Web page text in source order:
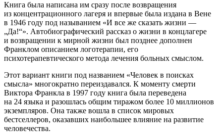
Книга была написана им сразу после возвращения
из концентрационного лагеря и впервые была издана в Вене
в 1946 году под называнием «И все же сказать жизни —
„Да!“». Автобиографический рассказ о жизни в концлагере
и возвращении к мирной жизни был позднее дополнен
Франклом описанием логотерапии, его
психотерапевтического метода лечения больных смыслом.
Этот вариант книги под названием «Человек в поисках
смысла» многократно переиздавался. К моменту смерти
Виктора Франкла в 1997 году книга была переведена
на 24 языка и разошлась общим тиражом более 10 миллионов
экземпляров. Она также вошла в список мировых
бестселлеров, оказавших наибольшее влияние на развитие
человечества.